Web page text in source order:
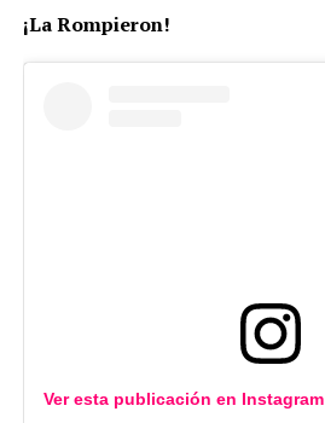
¡La Rompieron!
Ver esta publicación en Instagram